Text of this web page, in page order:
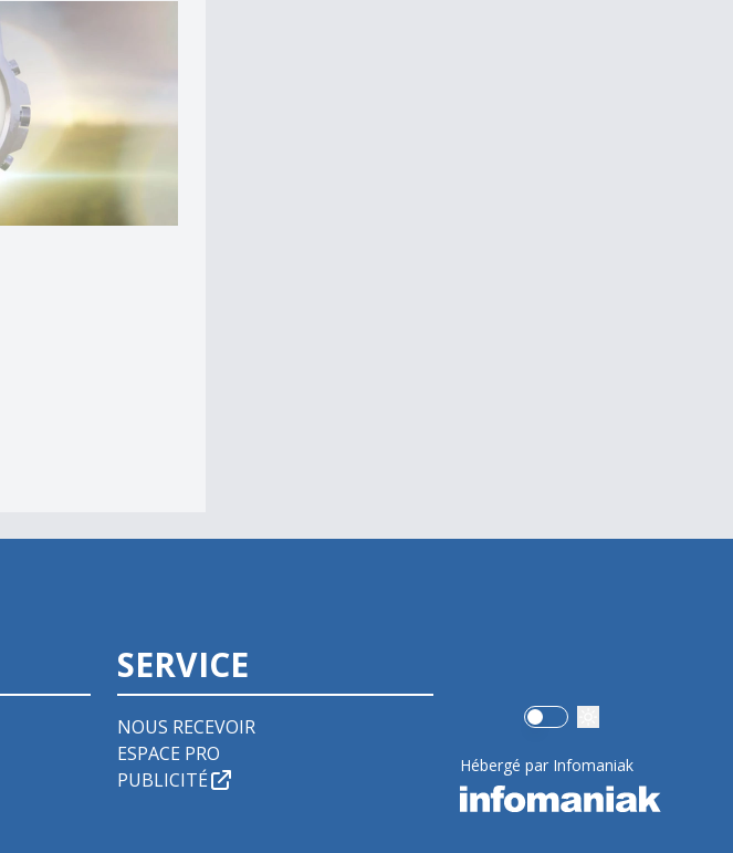
SERVICE
NOUS RECEVOIR
ESPACE PRO
PUBLICITÉ
Use setting
Hébergé par Infomaniak